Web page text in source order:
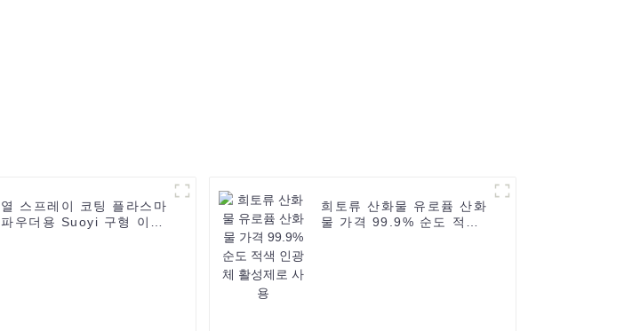
열 스프레이 코팅 플라스마
파우더용 Suoyi 구형 이트
희토류 산화물 유로퓸 산화
물 가격 99.9% 순도 적색